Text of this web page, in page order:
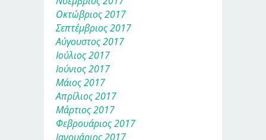
Οκτώβριος 2017
Σεπτέμβριος 2017
Αύγουστος 2017
Ιούλιος 2017
Ιούνιος 2017
Μάιος 2017
Απρίλιος 2017
Μάρτιος 2017
Φεβρουάριος 2017
Ιανουάριος 2017